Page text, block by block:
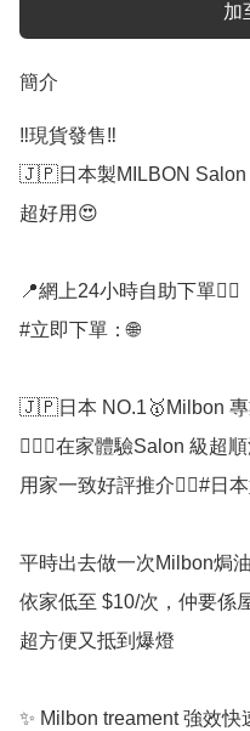
加
簡介
‼️現貨發售‼️
🇯🇵日本製MILBON Salon
超好用😍
📍網上24小時自助下單👍🏻
#立即下單：🌐
🇯🇵日本 NO.1🥇Milbon 專
💇🏻‍♀在家體驗Salon 級超
用家一致好評推介👍🏻#日
平時出去做一次Milbon焗
依家低至 $10/次，仲要係
超方便又抵到爆燈
✨ Milbon treament 強效快